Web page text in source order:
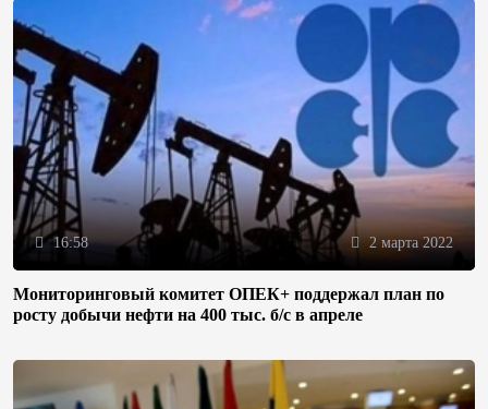
16:58 2 марта 2022
Мониторинговый комитет ОПЕК+ поддержал план по
росту добычи нефти на 400 тыс. б/с в апреле